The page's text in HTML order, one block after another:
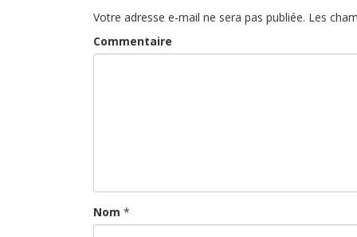
Votre adresse e-mail ne sera pas publiée. Les
Commentaire
Nom *